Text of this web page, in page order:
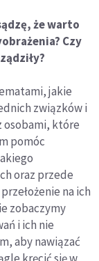
że warto
Czy
jakie
związków i
osobami, które
pomóc
oraz przede
na ich
zobaczymy
i ich nie
aby nawiązać